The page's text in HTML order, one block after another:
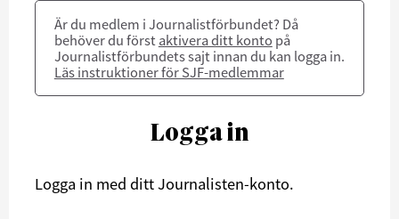
Är du medlem i Journalistförbundet? Då
behöver du först aktivera ditt konto på
Journalistförbundets sajt innan du kan logga in.
Läs instruktioner för SJF-medlemmar
Logga in
Logga in med ditt Journalisten-konto.